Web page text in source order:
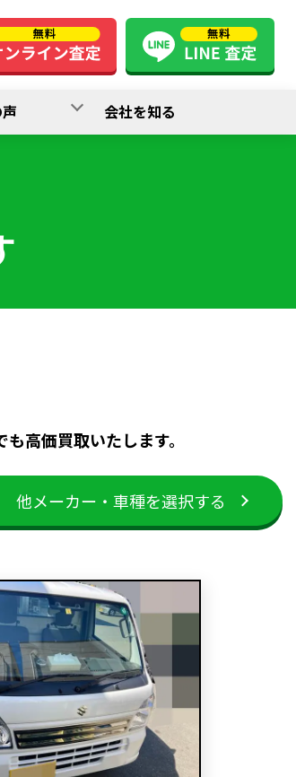
会社を知る
高価買取いたします。
他メーカー・車種を選択する